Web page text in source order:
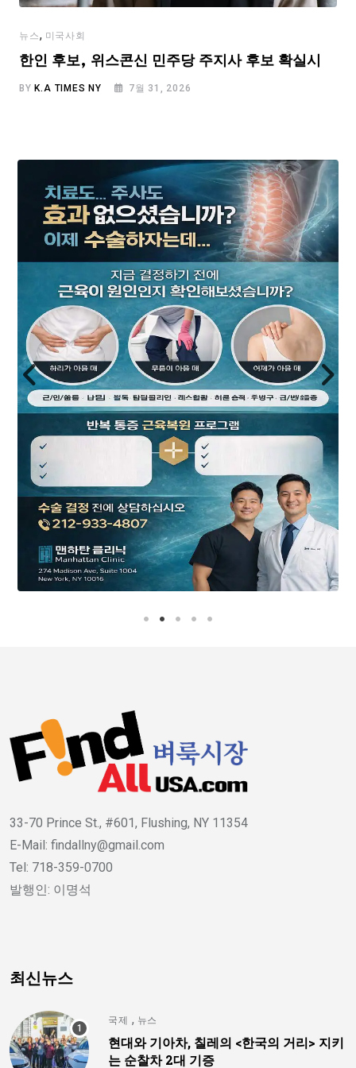
뉴스, 미국사회
한인 후보, 위스콘신 민주당 주지사 후보 확실시
BY K.A TIMES NY 7월 31, 2026
33-70 Prince St., #601, Flushing, NY 11354
E-Mail: findallny@gmail.com
Tel: 718-359-0700
발행인: 이명석
최신뉴스
국제 , 뉴스
현대와 기아차, 칠레의 <한국의 거리> 지키
는 순찰차 2대 기증